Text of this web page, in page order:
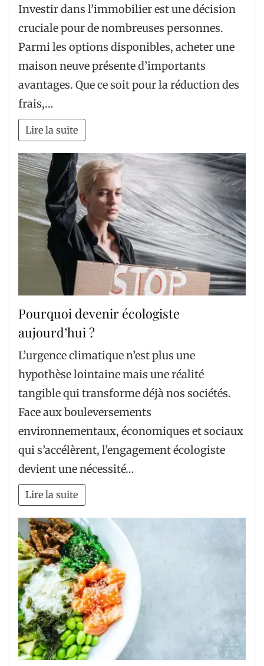
Investir dans l’immobilier est une décision
cruciale pour de nombreuses personnes.
Parmi les options disponibles, acheter une
maison neuve présente d’importants
avantages. Que ce soit pour la réduction des
frais,…
Lire la suite
Pourquoi devenir écologiste
aujourd’hui ?
L’urgence climatique n’est plus une
hypothèse lointaine mais une réalité
tangible qui transforme déjà nos sociétés.
Face aux bouleversements
environnementaux, économiques et sociaux
qui s’accélèrent, l’engagement écologiste
devient une nécessité…
Lire la suite